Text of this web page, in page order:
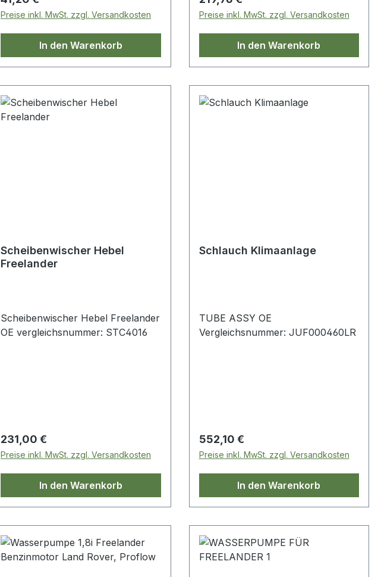
Preise inkl. MwSt. zzgl. Versandkosten
In den Warenkorb
Preise inkl. MwSt. zzgl. Versandkosten
In den Warenkorb
Scheibenwischer Hebel
Freelander
Scheibenwischer Hebel Freelander
OE vergleichsnummer: STC4016
Regulärer Preis:
231,00 €
Preise inkl. MwSt. zzgl. Versandkosten
In den Warenkorb
Schlauch Klimaanlage
TUBE ASSY OE
Vergleichsnummer: JUF000460LR
Regulärer Preis:
552,10 €
Preise inkl. MwSt. zzgl. Versandkosten
In den Warenkorb